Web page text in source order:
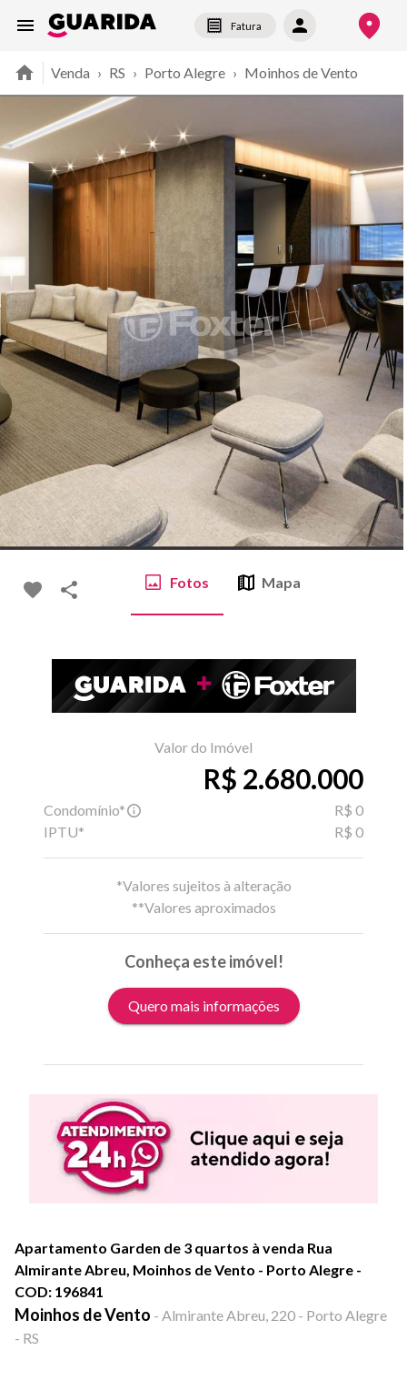
Fatura
Venda › RS › Porto Alegre › Moinhos de Vento
Fotos Mapa
Valor do Imóvel
R$ 2.680.000
Condomínio*
R$ 0
IPTU*
R$ 0
*Valores sujeitos à alteração
**Valores aproximados
Conheça este imóvel!
Quero mais informações
Apartamento Garden de 3 quartos à venda Rua
Almirante Abreu, Moinhos de Vento - Porto Alegre -
COD: 196841
Moinhos de Vento - Almirante Abreu, 220 - Porto Alegre
- RS